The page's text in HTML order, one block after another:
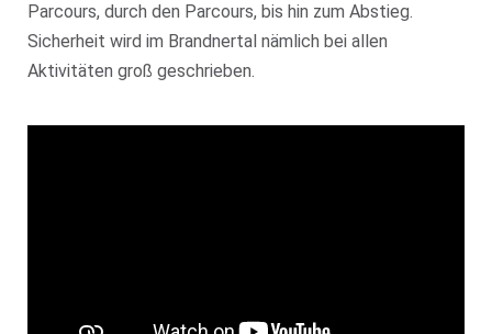
Parcours, durch den Parcours, bis hin zum Abstieg.
Sicherheit wird im Brandnertal nämlich bei allen
Aktivitäten groß geschrieben.